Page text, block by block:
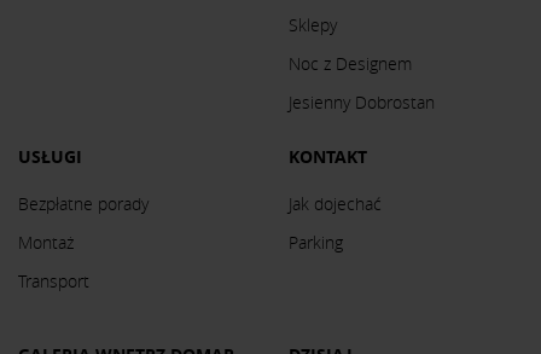
Sklepy
Noc z Designem
Jesienny Dobrostan
USŁUGI
Bezpłatne porady
Montaż
Transport
KONTAKT
Jak dojechać
Parking